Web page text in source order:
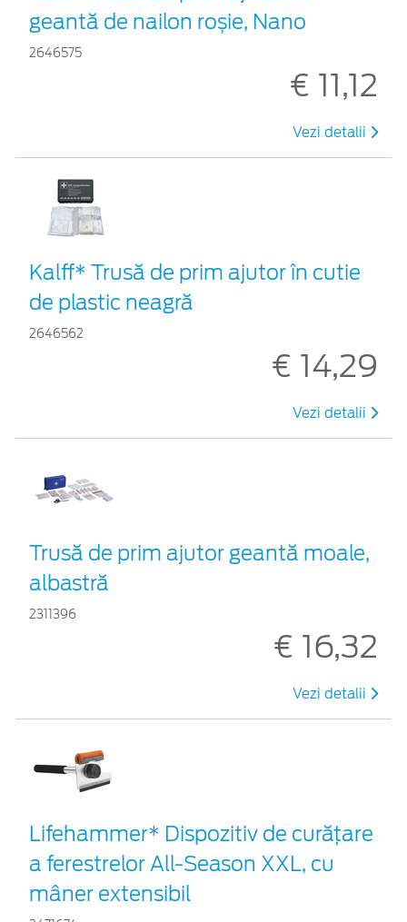
geantă de nailon roșie, Nano
2646575
€ 11,12
Vezi detalii
Kalff* Trusă de prim ajutor în cutie
de plastic neagră
2646562
€ 14,29
Vezi detalii
Trusă de prim ajutor geantă moale,
albastră
2311396
€ 16,32
Vezi detalii
Lifehammer* Dispozitiv de curățare
a ferestrelor All-Season XXL, cu
mâner extensibil